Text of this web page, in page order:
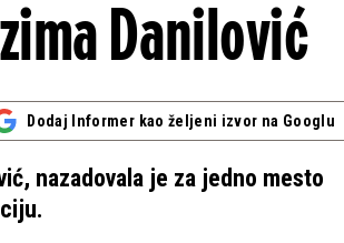
Danilović
Dodaj Informer kao željeni izvor na Googlu
nazadovala je za jedno mesto